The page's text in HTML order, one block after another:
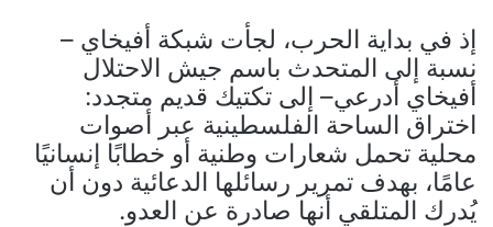
إذ في بداية الحرب، لجأت شبكة أفيخاي –
نسبة إلى المتحدث باسم جيش الاحتلال
أفيخاي أدرعي– إلى تكتيك قديم متجدد:
اختراق الساحة الفلسطينية عبر أصوات
محلية تحمل شعارات وطنية أو خطابًا إنسانيًا
عامًا، بهدف تمرير رسائلها الدعائية دون أن
يُدرك المتلقي أنها صادرة عن العدو.